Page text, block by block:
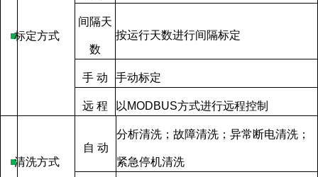
■标定方式
间隔天
数
按运行天数进行间隔标定
手 动 手动标定
远 程 以 MODBUS方式进行远程控制
■清洗方式
自 动
分析清洗；故障清洗；异常断电清洗；
紧急停机清洗